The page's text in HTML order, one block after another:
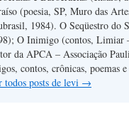
(poesia, SP, Muro das
1984). O Seqüestro do
O Inimigo (contos, Limiar
da APCA – Associação
contos, crônicas, poemas
todos posts de levi →